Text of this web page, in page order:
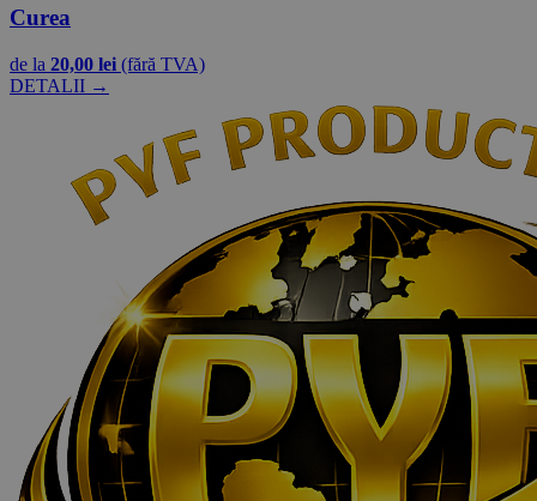
Curea
de la 20,00 lei (fără TVA)
DETALII →